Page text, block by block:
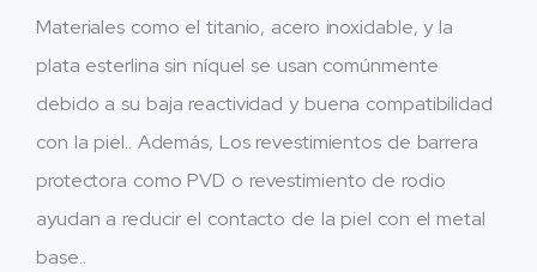
Materiales como el titanio, acero inoxidable, y la
plata esterlina sin níquel se usan comúnmente
debido a su baja reactividad y buena compatibilidad
con la piel.. Además, Los revestimientos de barrera
protectora como PVD o revestimiento de rodio
ayudan a reducir el contacto de la piel con el metal
base..